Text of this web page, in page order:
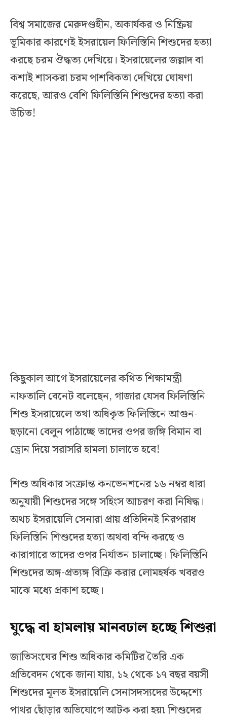
বিশ্ব সমাজের মেরুদণ্ডহীন, অকার্যকর ও নিষ্ক্রিয়
ভূমিকার কারণেই ইসরায়েল ফিলিস্তিনি শিশুদের হত্যা
করছে চরম ঔদ্ধত্য দেখিয়ে। ইসরায়েলের জল্লাদ বা
কশাই শাসকরা চরম পাশবিকতা দেখিয়ে ঘোষণা
করেছে, আরও বেশি ফিলিস্তিনি শিশুদের হত্যা করা
উচিত!
কিছুকাল আগে ইসরায়েলের কথিত শিক্ষামন্ত্রী
নাফতালি বেনেট বলেছেন, গাজার যেসব ফিলিস্তিনি
শিশু ইসরায়েলে তথা অধিকৃত ফিলিস্তিনে আগুন-
ছড়ানো বেলুন পাঠাচ্ছে তাদের ওপর জঙ্গি বিমান বা
ড্রোন দিয়ে সরাসরি হামলা চালাতে হবে!
শিশু অধিকার সংক্রান্ত কনভেনশনের ১৬ নম্বর ধারা
অনুযায়ী শিশুদের সঙ্গে সহিংস আচরণ করা নিষিদ্ধ।
অথচ ইসরায়েলি সেনারা প্রায় প্রতিদিনই নিরপরাধ
ফিলিস্তিনি শিশুদের হত্যা অথবা বন্দি করছে ও
কারাগারে তাদের ওপর নির্যাতন চালাচ্ছে। ফিলিস্তিনি
শিশুদের অঙ্গ-প্রত্যঙ্গ বিক্রি করার লোমহর্ষক খবরও
মাঝে মধ্যে প্রকাশ হচ্ছে।
যুদ্ধে বা হামলায় মানবঢাল হচ্ছে শিশুরা
জাতিসংঘের শিশু অধিকার কমিটির তৈরি এক
প্রতিবেদন থেকে জানা যায়, ১২ থেকে ১৭ বছর বয়সী
শিশুদের মূলত ইসরায়েলি সেনাসদস্যদের উদ্দেশ্যে
পাথর ছোঁড়ার অভিযোগে আটক করা হয়৷ শিশুদের